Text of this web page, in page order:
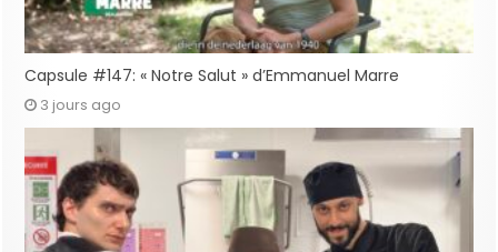
Capsule #147: « Notre Salut » d’Emmanuel Marre
3 jours ago